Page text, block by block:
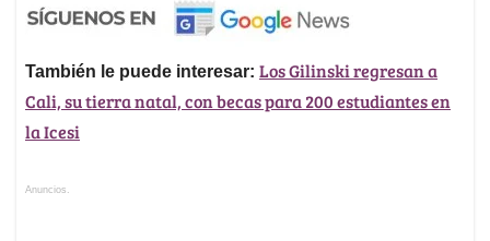
También le puede interesar: Los Gilinski regresan a
Cali, su tierra natal, con becas para 200 estudiantes en
la Icesi
Anuncios.